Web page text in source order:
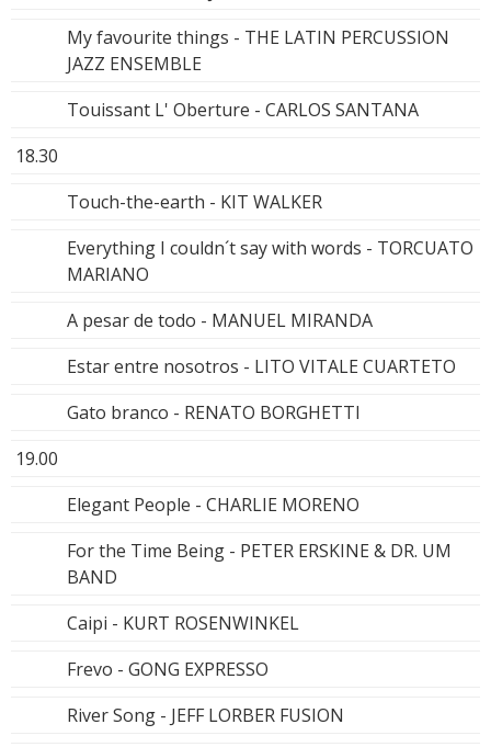
My favourite things - THE LATIN PERCUSSION
JAZZ ENSEMBLE
Touissant L' Oberture - CARLOS SANTANA
18.30
Touch-the-earth - KIT WALKER
Everything I couldn´t say with words - TORCUATO
MARIANO
A pesar de todo - MANUEL MIRANDA
Estar entre nosotros - LITO VITALE CUARTETO
Gato branco - RENATO BORGHETTI
19.00
Elegant People - CHARLIE MORENO
For the Time Being - PETER ERSKINE & DR. UM
BAND
Caipi - KURT ROSENWINKEL
Frevo - GONG EXPRESSO
River Song - JEFF LORBER FUSION